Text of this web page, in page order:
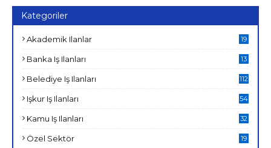
Kategoriler
Akademik Ilanlar 19
Banka Iş Ilanları 13
Belediye Iş Ilanları 112
Işkur Iş Ilanları 54
Kamu Iş Ilanları 32
Özel Sektör 19